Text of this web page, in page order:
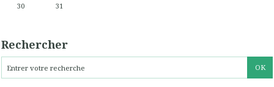
30
31
Rechercher